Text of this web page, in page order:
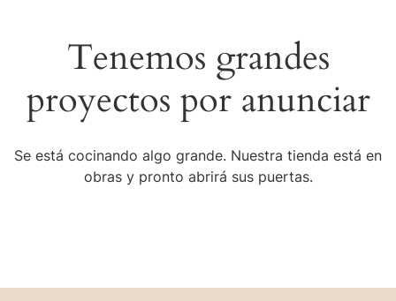
Tenemos grandes
proyectos por anunciar
Se está cocinando algo grande. Nuestra tienda está en
obras y pronto abrirá sus puertas.